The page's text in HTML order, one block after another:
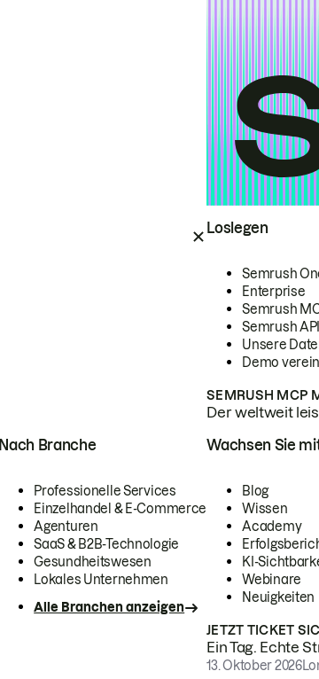
Loslegen
Semrush
Enterprise
Semrush
Semrush API
Unsere
Demo
SEMRUSH MCP
Der weltweit
Nach Branche
Professionelle Services
Einzelhandel & E-Commerce
Agenturen
SaaS & B2B-Technologie
Gesundheitswesen
Lokales Unternehmen
Alle Branchen anzeigen
Wachsen Sie
Blog
Wissen
Academy
KI-
Webinare
Neuigkeiten
JETZT TICKET
Ein Tag. Echte
13. Oktober 2026